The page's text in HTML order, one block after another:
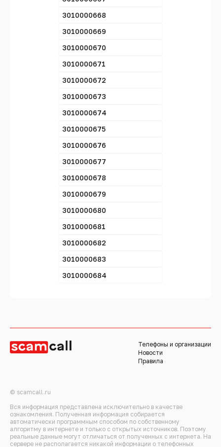
3010000668
3010000669
3010000670
3010000671
3010000672
3010000673
3010000674
3010000675
3010000676
3010000677
3010000678
3010000679
3010000680
3010000681
3010000682
3010000683
3010000684
Телефоны и организации
Новости
Правила
© scamcall.ru
Вся информация представлена исключительно в качестве
ознакомления. Полученная информация собирается
автоматически программным способом по собственному
алгоритму в интернете и только с открытых источников. Поэтому
реальные данные могут отличаться от полученных с интернета. На
сервере не располагается никакой информации о телефонных